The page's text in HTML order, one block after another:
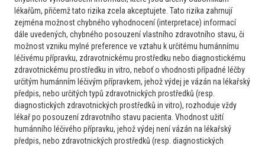
Další partnerská sdělení
Přihlaste se k odběru novinek
Na novinky Vás rádi upozorníme. Stačí se jen
registrovat k odběru e‑mailu.
lékařům, přičemž tato rizika zcela akceptujete. Tato rizika zahrnují
zejména možnost chybného vyhodnocení (interpretace) informací
dále uvedených, chybného posouzení vlastního zdravotního stavu, či
možnost vzniku mylné preference ve vztahu k určitému humánnímu
léčivému přípravku, zdravotnickému prostředku nebo diagnostickému
zdravotnickému prostředku in vitro, neboť o vhodnosti případné léčby
určitým humánním léčivým přípravkem, jehož výdej je vázán na lékařský
předpis, nebo určitých typů zdravotnických prostředků (resp.
diagnostických zdravotnických prostředků in vitro), rozhoduje vždy
lékař po posouzení zdravotního stavu pacienta. Vhodnost užití
humánního léčivého přípravku, jehož výdej není vázán na lékařský
předpis, nebo zdravotnických prostředků (resp. diagnostických